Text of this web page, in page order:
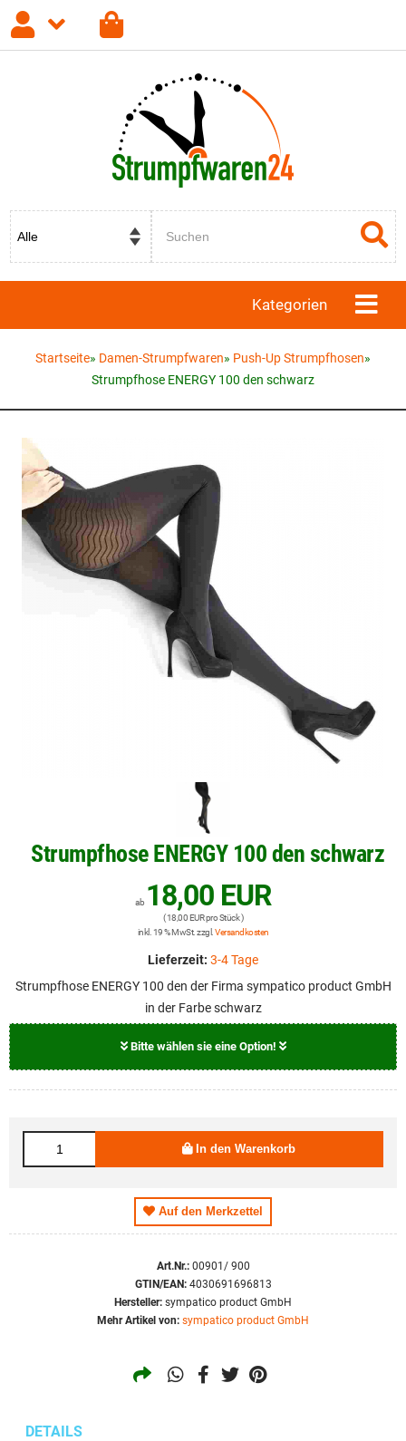
Registrieren Passwort vergessen?
Kategorien
Startseite» Damen-Strumpfwaren» Push-Up Strumpfhosen»
Strumpfhose ENERGY 100 den schwarz
Strumpfhose ENERGY 100 den schwarz
ab 18,00 EUR
( 18,00 EUR pro Stück )
inkl. 19 % MwSt. zzgl. Versandkosten
Lieferzeit: 3-4 Tage
Strumpfhose ENERGY 100 den der Firma sympatico product GmbH
in der Farbe schwarz
Bitte wählen sie eine Option!
M 18,00 EUR
In den Warenkorb
Auf den Merkzettel
Art.Nr.:00901/ 900
GTIN/EAN:4030691696813
Hersteller: sympatico product GmbH
Mehr Artikel von: sympatico product GmbH
DETAILS